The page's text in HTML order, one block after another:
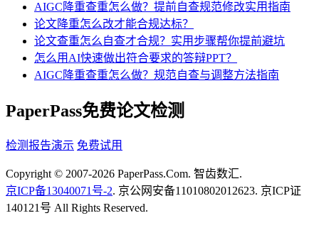
AIGC降重查重怎么做？提前自查规范修改实用指南
论文降重怎么改才能合规达标？
论文查重怎么自查才合规？实用步骤帮你提前避坑
怎么用AI快速做出符合要求的答辩PPT？
AIGC降重查重怎么做？规范自查与调整方法指南
PaperPass免费论文检测
检测报告演示 免费试用
Copyright © 2007-2026 PaperPass.Com. 智齿数汇.
京ICP备13040071号-2. 京公网安备11010802012623. 京ICP证
140121号 All Rights Reserved.